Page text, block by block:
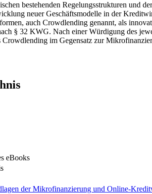
bestehenden Regelungsstrukturen und
neuer Geschäftsmodelle in der
auch Crowdlending genannt, als
§ 32 KWG. Nach einer Würdigung des
Crowdlending im Gegensatz zur
eBooks
der Mikrofinanzierung und Online-